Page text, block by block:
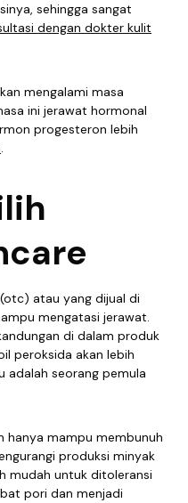
sehingga sangat
dengan dokter kulit
mengalami masa
ini jerawat hormonal
progesteron lebih
.
atau yang dijual di
mengatasi jerawat.
di dalam produk
peroksida akan lebih
adalah seorang pemula
hanya mampu membunuh
produksi minyak
mudah untuk ditoleransi
pori dan menjadi